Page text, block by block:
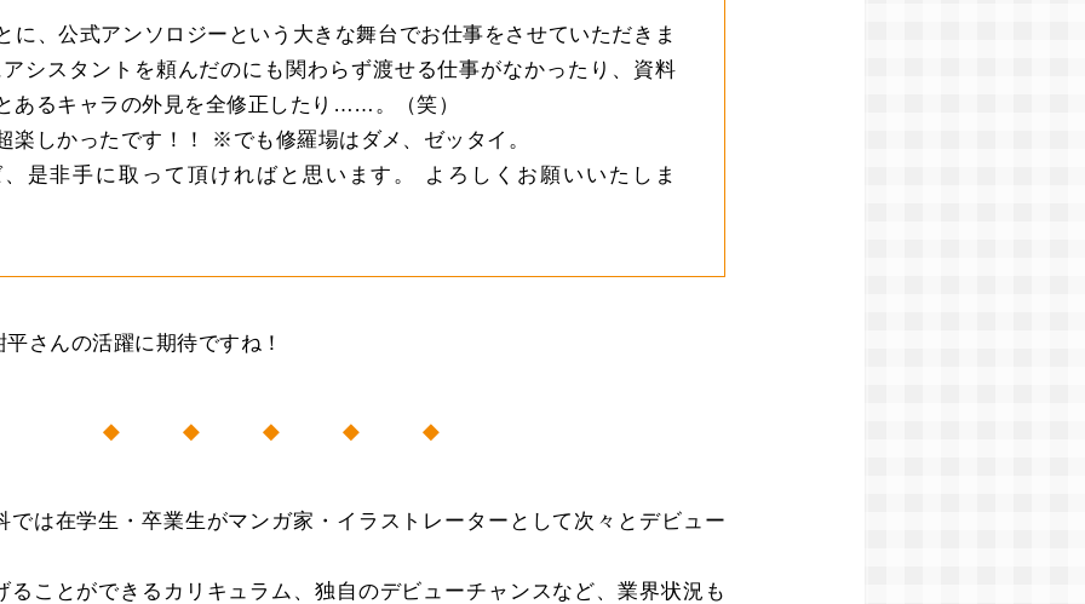
に、公式アンソロジーという大きな舞台でお仕事をさせていただきま
シスタントを頼んだのにも関わらず渡せる仕事がなかったり、資料
あるキャラの外見を全修正したり……。（笑）
楽しかったです！！ ※でも修羅場はダメ、ゼッタイ。
是非手に取って頂ければと思います。 よろしくお願いいたしま
さんの活躍に期待ですね！
◆ ◆ ◆ ◆ ◆
では在学生・卒業生がマンガ家・イラストレーターとして次々とデビュー
ることができるカリキュラム、独自のデビューチャンスなど、業界状況も